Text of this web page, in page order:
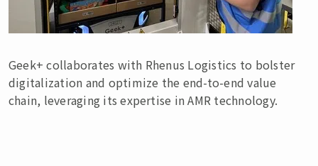
Geek+ collaborates with Rhenus Logistics to bolster
digitalization and optimize the end-to-end value
chain, leveraging its expertise in AMR technology.